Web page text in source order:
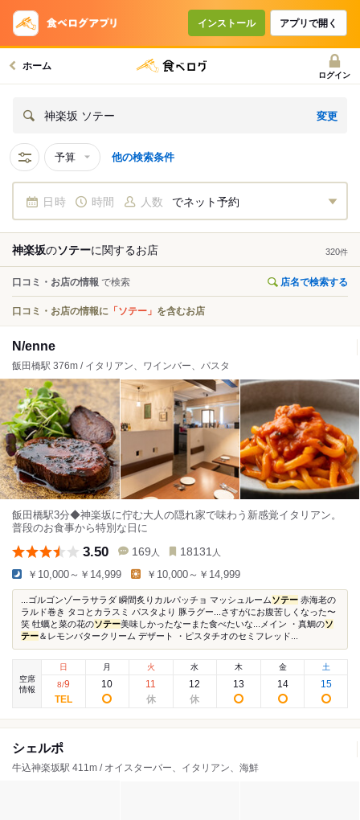
インストール アプリで開く
ホーム
ログイン
神楽坂 ソテー 変更
予算 他の検索条件
日時 時間 人数 でネット予約
神楽坂のソテーに関するお店 320件
口コミ・お店の情報 で検索 店名で検索する
口コミ・お店の情報に 「ソテー」 を含むお店
N/enne
飯田橋駅 376m / イタリアン、ワインバー、パスタ
飯田橋駅3分◆神楽坂に佇む大人の隠れ家で味わう新感覚イタリアン。
普段のお食事から特別な日に
3.50 169 人 18131 人
￥10,000～￥14,999 ￥10,000～￥14,999
...ゴルゴンゾーラサラダ 瞬間炙りカルパッチョ マッシュルームソテー 赤海老の
ラルド巻き タコとカラスミ パスタより 豚ラグー...さすがにお腹苦しくなった〜
笑 牡蠣と菜の花のソテー美味しかったなーまた食べたいな...メイン ・真鯛のソ
テー＆レモンバタークリーム デザート ・ピスタチオのセミフレッド...
空席
情報
日
8/9
月
10
火
11
水
12
木
13
金
14
土
15
シェルポ
牛込神楽坂駅 411m / オイスターバー、イタリアン、海鮮